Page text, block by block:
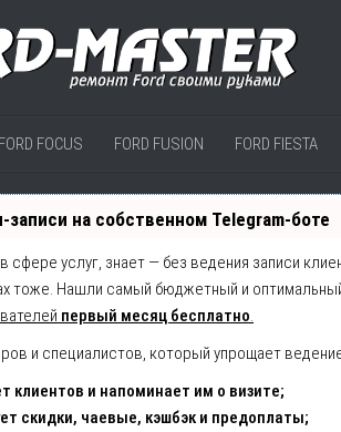
FORD FOCUS FORD FUSION FORD FIESTA
записи на собственном Telegram-боте
сфере услуг, знает — без ведения записи
тоже. Нашли самый бюджетный и
первый месяц бесплатно.
и специалистов, который упрощает
клиентов и напоминает им о визите;
скидки, чаевые, кэшбэк и предоплаты;